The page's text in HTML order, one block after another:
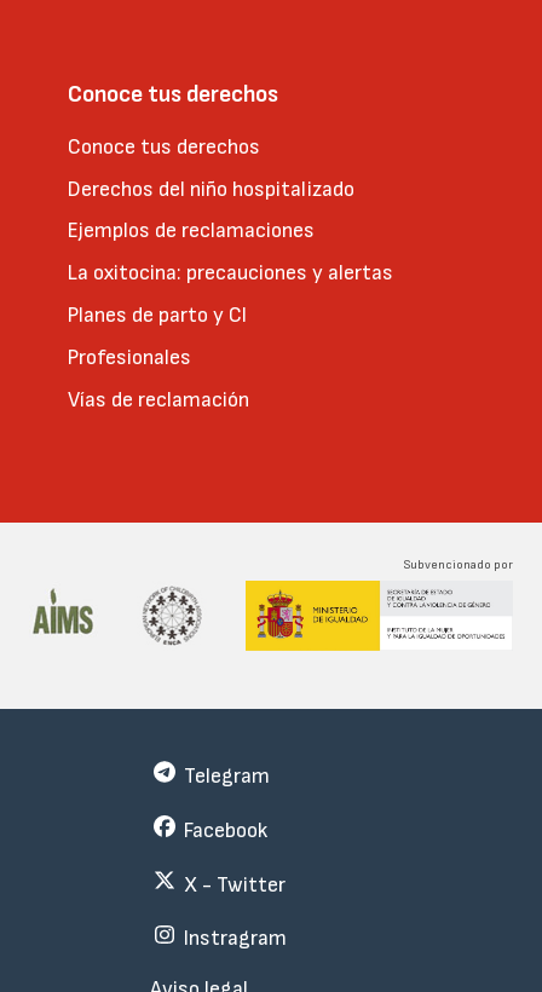
Conoce tus derechos
Conoce tus derechos
Derechos del niño hospitalizado
Ejemplos de reclamaciones
La oxitocina: precauciones y alertas
Planes de parto y CI
Profesionales
Vías de reclamación
Subvencionado por
Telegram
Facebook
X - Twitter
Instragram